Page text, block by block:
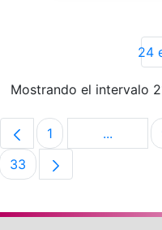
24
Mostrando el intervalo
Página
1 ...Páginas
Página
33